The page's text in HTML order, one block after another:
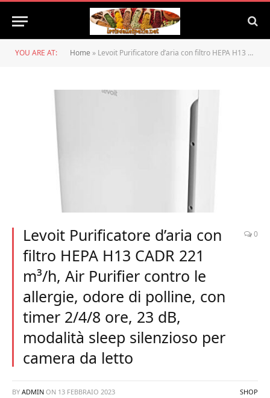
YOU ARE AT: Home » Levoit Purificatore d’aria con filtro HEPA H13 CADR 221 m³/h, Air Purifier contro le allergie, odore di polline, con timer 2/4/8 ore, 23 dB, modalità sleep silenzioso per camera da letto
Levoit Purificatore d’aria con
filtro HEPA H13 CADR 221
m³/h, Air Purifier contro le
allergie, odore di polline, con
timer 2/4/8 ore, 23 dB,
modalità sleep silenzioso per
camera da letto
0
BY ADMIN ON 13 FEBBRAIO 2023 SHOP